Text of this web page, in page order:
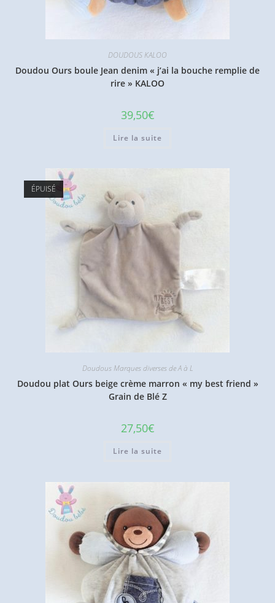
DOUDOUS KALOO
Doudou Ours boule Jean denim « j’ai la bouche remplie de
rire » KALOO
39,50€
Lire la suite
ÉPUISÉ
Doudous Marques diverses de A à L
Doudou plat Ours beige crème marron « my best friend »
Grain de Blé Z
27,50€
Lire la suite